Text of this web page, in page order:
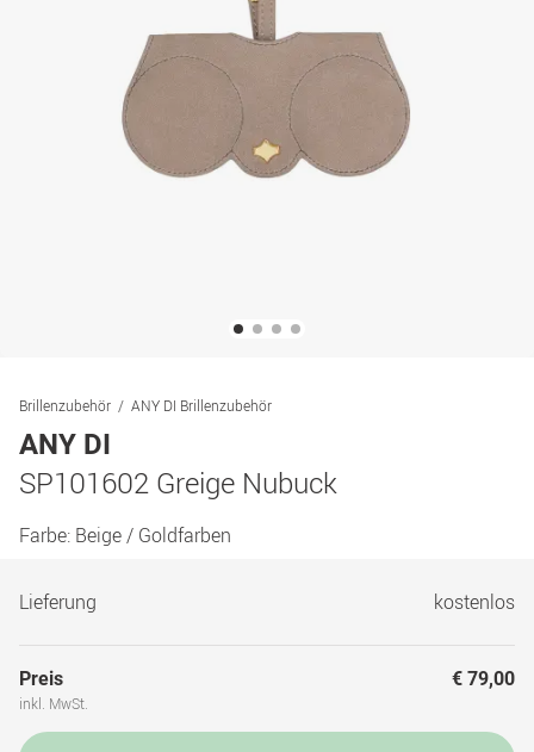
Brillenzubehör ANY DI Brillenzubehör
ANY DI
SP101602 Greige Nubuck
Farbe: Beige / Goldfarben
Lieferung kostenlos
Preis
inkl. MwSt.
€ 79,00